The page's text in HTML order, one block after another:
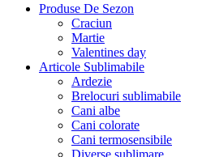
Produse De Sezon
Craciun
Martie
Valentines day
Articole Sublimabile
Ardezie
Brelocuri sublimabile
Cani albe
Cani colorate
Cani termosensibile
Diverse sublimare